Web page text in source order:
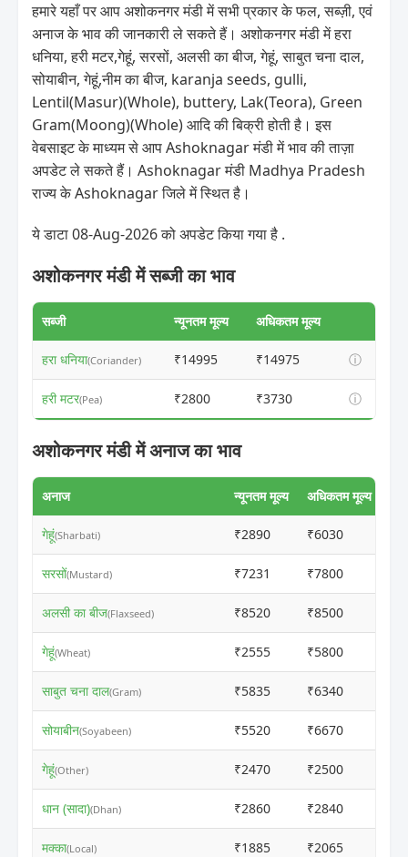
हमारे यहाँ पर आप अशोकनगर मंडी में सभी प्रकार के फल, सब्ज़ी, एवं
अनाज के भाव की जानकारी ले सकते हैं। अशोकनगर मंडी में हरा
धनिया, हरी मटर,गेहूं, सरसों, अलसी का बीज, गेहूं, साबुत चना दाल,
सोयाबीन, गेहूं,नीम का बीज, karanja seeds, gulli,
Lentil(Masur)(Whole), buttery, Lak(Teora), Green
Gram(Moong)(Whole) आदि की बिक्री होती है। इस
वेबसाइट के माध्यम से आप Ashoknagar मंडी में भाव की ताज़ा
अपडेट ले सकते हैं। Ashoknagar मंडी Madhya Pradesh
राज्य के Ashoknagar जिले में स्थित है।
ये डाटा 08-Aug-2026 को अपडेट किया गया है .
अशोकनगर मंडी में सब्जी का भाव
सब्जी न्यूनतम मूल्य अधिकतम मूल्य
हरा धनिया(Coriander) ₹14995 ₹14975 ⓘ
हरी मटर(Pea) ₹2800 ₹3730 ⓘ
अशोकनगर मंडी में अनाज का भाव
अनाज न्यूनतम मूल्य अधिकतम मूल्य
गेहूं(Sharbati) ₹2890 ₹6030
सरसों(Mustard) ₹7231 ₹7800
अलसी का बीज(Flaxseed) ₹8520 ₹8500
गेहूं(Wheat) ₹2555 ₹5800
साबुत चना दाल(Gram) ₹5835 ₹6340
सोयाबीन(Soyabeen) ₹5520 ₹6670
गेहूं(Other) ₹2470 ₹2500
धान (सादा)(Dhan) ₹2860 ₹2840
मक्का(Local) ₹1885 ₹2065